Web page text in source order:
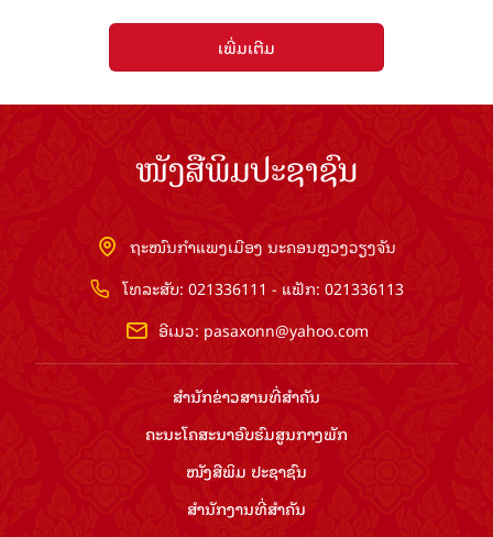
ເພີ່ມເຕີມ
ໜັງສືພິມປະຊາຊົນ
ຖະໜົນກຳແພງເມືອງ ນະຄອນຫຼວງວຽງຈັນ
ໂທລະສັບ: 021336111 - ແຟັກ: 021336113
ອີເມວ: pasaxonn@yahoo.com
ສຳ​ນັກ​ຂ່າວ​ສານ​ທີ່​ສຳ​ຄັນ​
ຄະນະໂຄສະນາອົບຮົມ​ສູນ​ກາງ​ພັກ
ໜັງສືພິມ ປະ​ຊາ​ຊົນ
ສຳ​ນັກ​ງານ​ທີ່​ສຳ​ຄັນ